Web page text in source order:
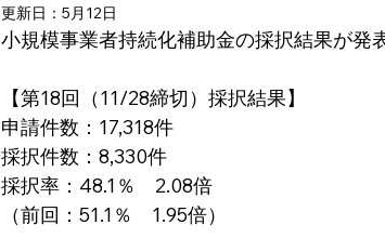
更新日： 5月12日
小規模事業者持続化補助金の採択結果が発
【第18回（11/28締切）採択結果】
申請件数：17,318件
採択件数：8,330件
採択率：48.1％　2.08倍
（前回：51.1％　1.95倍）